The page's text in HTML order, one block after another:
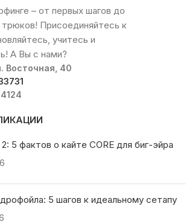
– от первых шагов до
Присоединяйтесь к
учитесь и
А Вы с нами?
Восточная, 40
5 фактов о кайте CORE для биг-эйра
5 шагов к идеальному сетапу